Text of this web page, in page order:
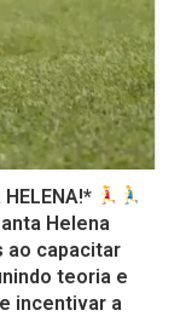
HELENA!*
Helena
ao capacitar
teoria e
incentivar a